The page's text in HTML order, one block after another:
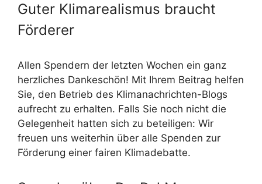
Guter Klimarealismus braucht
Förderer
Allen Spendern der letzten Wochen ein ganz
herzliches Dankeschön! Mit Ihrem Beitrag helfen
Sie, den Betrieb des Klimanachrichten-Blogs
aufrecht zu erhalten. Falls Sie noch nicht die
Gelegenheit hatten sich zu beteiligen: Wir
freuen uns weiterhin über alle Spenden zur
Förderung einer fairen Klimadebatte.